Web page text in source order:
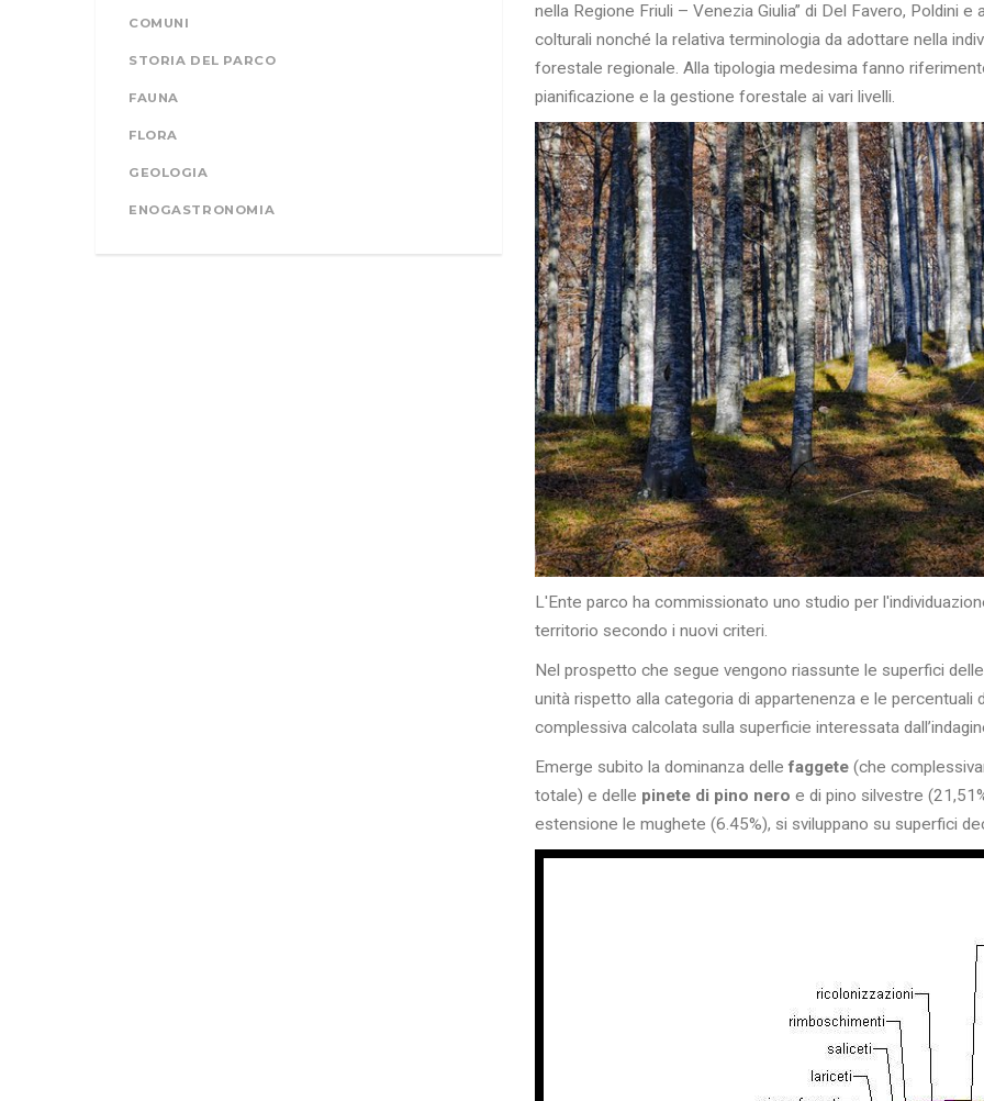
nella Regione Friuli – Venezia Giulia” di Del Favero, Poldini
colturali nonché la relativa terminologia da adottare nella
forestale regionale. Alla tipologia medesima fanno
pianificazione e la gestione forestale ai vari livelli.
L'Ente parco ha commissionato uno studio per
territorio secondo i nuovi criteri.
Nel prospetto che segue vengono riassunte le superfici
unità rispetto alla categoria di appartenenza e le
complessiva calcolata sulla superficie interessata
Emerge subito la dominanza dellefaggete (che
totale) e delle pinete di pino nero e di pino silvestre
estensione le mughete (6.45%), si sviluppano su superfici
COMUNI
STORIA DEL PARCO
FAUNA
FLORA
GEOLOGIA
ENOGASTRONOMIA